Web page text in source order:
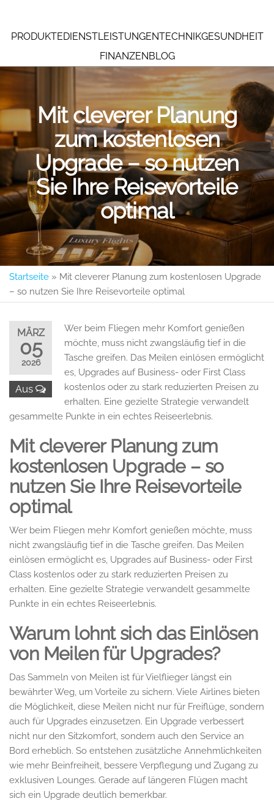
PRODUKTEDIENSTLEISTUNGENTECHNIKGESUNDHEIT
FINANZENBLOG
Mit cleverer Planung
zum kostenlosen
Upgrade – so nutzen
Sie Ihre Reisevorteile
optimal
Startseite » Mit cleverer Planung zum kostenlosen Upgrade
– so nutzen Sie Ihre Reisevorteile optimal
MÄRZ
05
2026
Aus
Wer beim Fliegen mehr Komfort genießen
möchte, muss nicht zwangsläufig tief in die
Tasche greifen. Das Meilen einlösen ermöglicht
es, Upgrades auf Business- oder First Class
kostenlos oder zu stark reduzierten Preisen zu
erhalten. Eine gezielte Strategie verwandelt
gesammelte Punkte in ein echtes Reiseerlebnis.
Mit cleverer Planung zum
kostenlosen Upgrade – so
nutzen Sie Ihre Reisevorteile
optimal
Wer beim Fliegen mehr Komfort genießen möchte, muss
nicht zwangsläufig tief in die Tasche greifen. Das Meilen
einlösen ermöglicht es, Upgrades auf Business- oder First
Class kostenlos oder zu stark reduzierten Preisen zu
erhalten. Eine gezielte Strategie verwandelt gesammelte
Punkte in ein echtes Reiseerlebnis.
Warum lohnt sich das Einlösen
von Meilen für Upgrades?
Das Sammeln von Meilen ist für Vielflieger längst ein
bewährter Weg, um Vorteile zu sichern. Viele Airlines bieten
die Möglichkeit, diese Meilen nicht nur für Freiflüge, sondern
auch für Upgrades einzusetzen. Ein Upgrade verbessert
nicht nur den Sitzkomfort, sondern auch den Service an
Bord erheblich. So entstehen zusätzliche Annehmlichkeiten
wie mehr Beinfreiheit, bessere Verpflegung und Zugang zu
exklusiven Lounges. Gerade auf längeren Flügen macht
sich ein Upgrade deutlich bemerkbar.